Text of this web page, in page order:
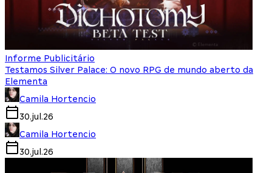
Informe Publicitário
Testamos Silver Palace: O novo RPG de mundo aberto da
Elementa
Camila Hortencio
30.jul.26
Camila Hortencio
30.jul.26